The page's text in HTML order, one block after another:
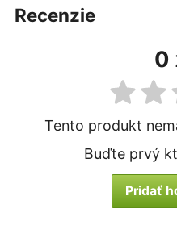
recenzie
0
Tento produkt
Buďte prvý
Pridať